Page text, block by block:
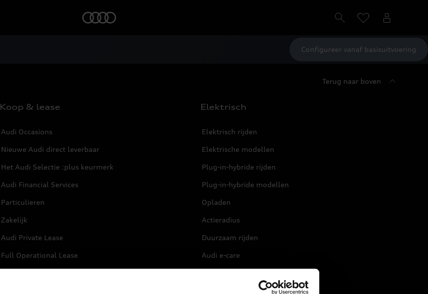
Configureer vanaf basisuitvoering
Terug naar boven
Koop & lease
Audi Occasions
Nieuwe Audi direct leverbaar
Het Audi Selectie :plus keurmerk
Audi Financial Services
Particulieren
Zakelijk
Audi Private Lease
Full Operational Lease
Elektrisch
Elektrisch rijden
Elektrische modellen
Plug-in-hybride rijden
Plug-in-hybride modellen
Opladen
Actieradius
Duurzaam rijden
Audi e-care